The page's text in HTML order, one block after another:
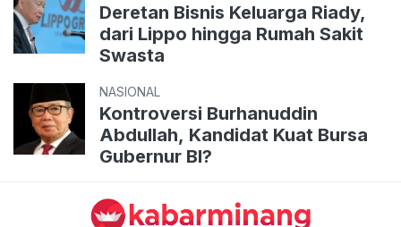
Deretan Bisnis Keluarga Riady,
dari Lippo hingga Rumah Sakit
Swasta
NASIONAL
Kontroversi Burhanuddin
Abdullah, Kandidat Kuat Bursa
Gubernur BI?